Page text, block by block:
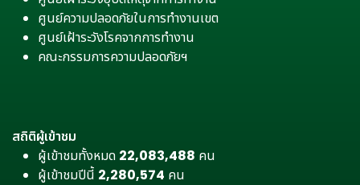
ศูนย์ความปลอดภัยในการทำงานเขต
ศูนย์เฝ้าระวังโรคจากการทำงาน
คณะกรรมการความปลอดภัยฯ
สถิติผู้เข้าชม
ผู้เข้าชมทั้งหมด 22,083,488 คน
ผู้เข้าชมปีนี้ 2,280,574 คน